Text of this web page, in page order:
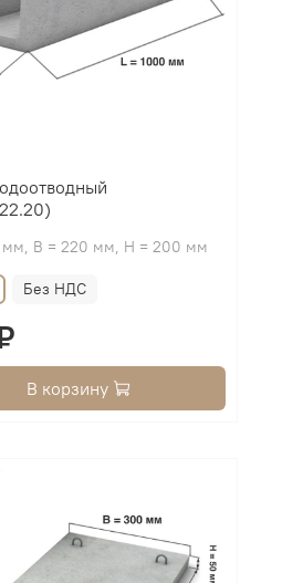
мм, B = 220 мм, H = 200 мм
Без НДС
В корзину